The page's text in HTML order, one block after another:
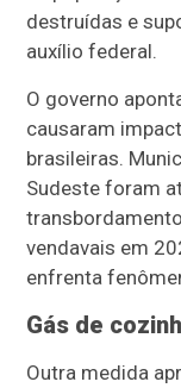
destruídas e
auxílio federal.
O governo
causaram
brasileiras.
Sudeste foram
vendavais em
enfrenta
Gás de
Outra medida